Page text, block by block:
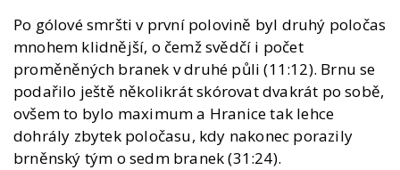
Po gólové smršti v první polovině byl druhý poločas
mnohem klidnější, o čemž svědčí i počet
proměněných branek v druhé půli (11:12). Brnu se
podařilo ještě několikrát skórovat dvakrát po sobě,
ovšem to bylo maximum a Hranice tak lehce
dohrály zbytek poločasu, kdy nakonec porazily
brněnský tým o sedm branek (31:24).